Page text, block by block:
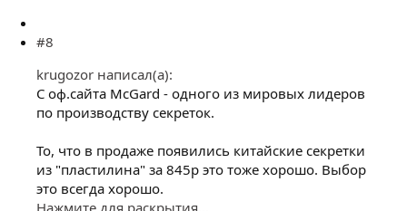
#8
krugozor написал(а):
С оф.сайта McGard - одного из мировых лидеров
по производству секреток.
То, что в продаже появились китайские секретки
из "пластилина" за 845р это тоже хорошо. Выбор
это всегда хорошо.
Нажмите для раскрытия...